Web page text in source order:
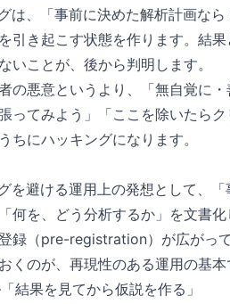
は、「事前に決めた解析計画な
引き起こす状態を作ります。結
いことが、後から判明します。
の悪意というより、「無自覚に
ってみよう」「ここを除いたら
ちにハッキングになります。
を避ける運用上の発想として、
何を、どう分析するか」を文書
録（pre-registration）が広がっ
くのが、再現性のある運用の基本
果を見てから仮説を作る」